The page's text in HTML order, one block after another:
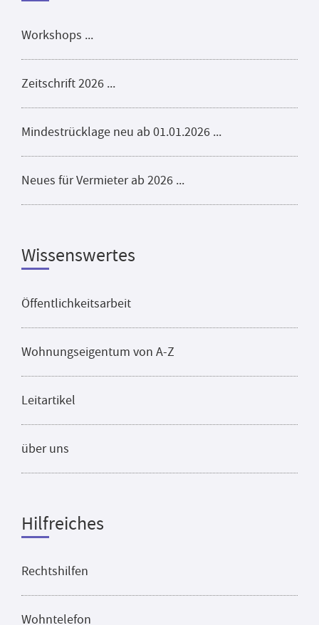
Workshops ...
Zeitschrift 2026 ...
Mindestrücklage neu ab 01.01.2026 ...
Neues für Vermieter ab 2026 ...
Wissenswertes
Öffentlichkeitsarbeit
Wohnungseigentum von A-Z
Leitartikel
über uns
Hilfreiches
Rechtshilfen
Wohntelefon